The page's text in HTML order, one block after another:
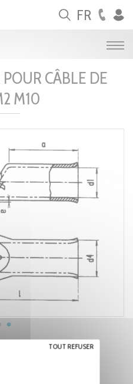
FR
CÂBLE DE
M10
TOUT REFUSER